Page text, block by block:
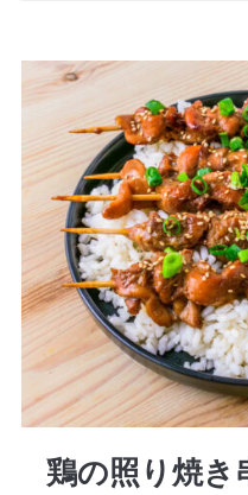
鶏の照り焼き